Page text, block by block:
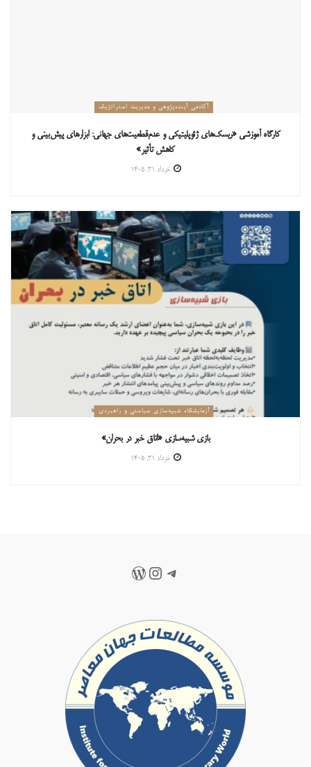
آکادمی آینده‌پژوهی و مدیریت استراتژیک
کارگاه آموزشی «ریسک‌های ژئوپلیتیکی و عدم‌قطعیت‌های جهانی: ابزارهای پیش‌بینی و
کاهش تأثیر»
خرداد ۳۱, ۱۴۰۵
آزمایشگاه شبیه‌سازی سیاستی و راهبردی
بازی شبیه‌سازی «اتاق خبر در بحران»
خرداد ۳۱, ۱۴۰۵
تلگراماینستاگرم
وردپرس